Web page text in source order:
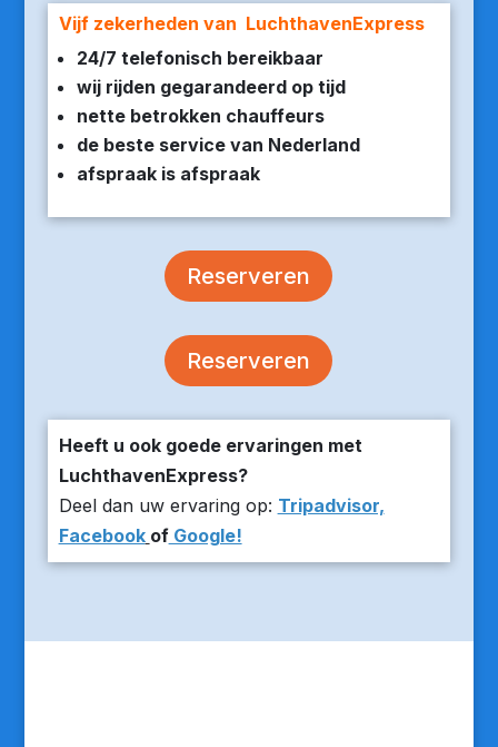
Vijf zekerheden van LuchthavenExpress
24/7 telefonisch bereikbaar
wij rijden gegarandeerd op tijd
nette betrokken chauffeurs
de beste service van Nederland
afspraak is afspraak
Reserveren
Reserveren
Heeft u ook goede ervaringen met
LuchthavenExpress?
Deel dan uw ervaring op: Tripadvisor,
Facebook ofGoogle!